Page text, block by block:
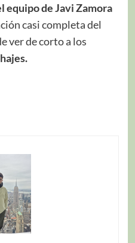
equipo de Javi Zamora
casi completa del
ver de corto a los